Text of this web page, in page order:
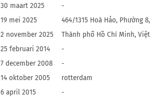
30 maart 2025
-
19 mei 2025
464/1315 Hoà Hảo, Phường
2 november 2025
Thành phố Hồ Chí Minh, Việt
25 februari 2014
-
7 december 2008
-
14 oktober 2005
rotterdam
6 april 2015
-